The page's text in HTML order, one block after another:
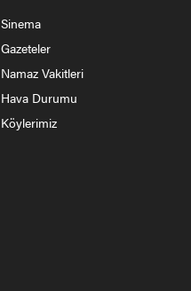
Sinema
Gazeteler
Namaz Vakitleri
Hava Durumu
Köylerimiz